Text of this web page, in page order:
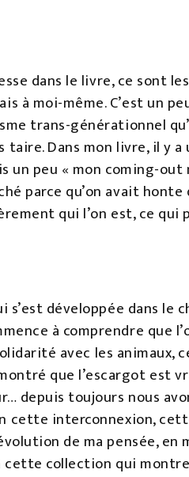
dans le livre, ce
à moi-même. C’est un
trans-générationnel
taire. Dans mon livre, il
un peu « mon coming-
parce qu’on avait
qui l’on est, ce qui
développée dans le
à comprendre que
avec les
que l’escargot
depuis toujours nous
cette interconnexion,
de ma pensée,
collection qui montre